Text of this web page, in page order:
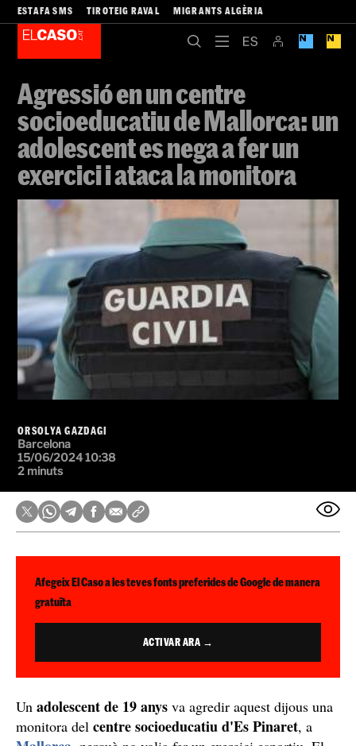
ESTAFA SMS TIROTEIG RAVAL MIGRANTS ALGÈRIA
Agressió en un centre
socioeducatiu de Mallorca: un
adolescent es nega a fer un
exercici i ataca la monitora
ORSOLYA GAZDAGI
Barcelona
15/06/2024 10:38
2 minuts
Afegeix El Caso a les teves fonts preferides de Google de manera
gratuïta
ACTIVAR ARA →
Un adolescent de 19 anys va agredir aquest dijous una
monitora del centre socioeducatiu d'Es Pinaret, a